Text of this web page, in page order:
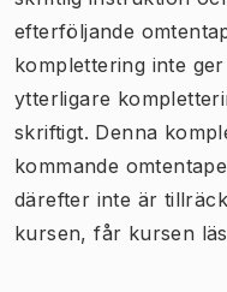
efterföljande
komplettering inte
ytterligare
skriftigt. Denna
kommande
därefter inte är
kursen, får kursen